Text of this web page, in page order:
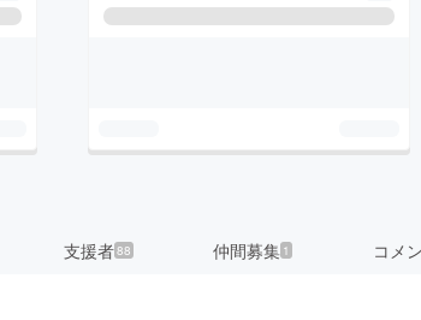
支援者88 仲間募集 1 コメ